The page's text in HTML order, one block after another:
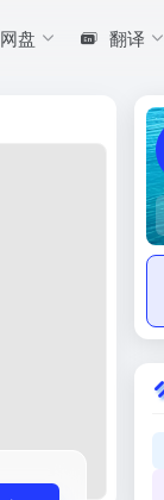
网盘 翻译